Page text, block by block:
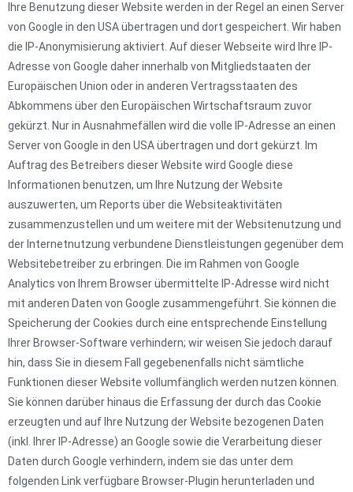
Ihre Benutzung dieser Website werden in der Regel an einen Server
von Google in den USA übertragen und dort gespeichert. Wir haben
die IP-Anonymisierung aktiviert. Auf dieser Webseite wird Ihre IP-
Adresse von Google daher innerhalb von Mitgliedstaaten der
Europäischen Union oder in anderen Vertragsstaaten des
Abkommens über den Europäischen Wirtschaftsraum zuvor
gekürzt. Nur in Ausnahmefällen wird die volle IP-Adresse an einen
Server von Google in den USA übertragen und dort gekürzt. Im
Auftrag des Betreibers dieser Website wird Google diese
Informationen benutzen, um Ihre Nutzung der Website
auszuwerten, um Reports über die Websiteaktivitäten
zusammenzustellen und um weitere mit der Websitenutzung und
der Internetnutzung verbundene Dienstleistungen gegenüber dem
Websitebetreiber zu erbringen. Die im Rahmen von Google
Analytics von Ihrem Browser übermittelte IP-Adresse wird nicht
mit anderen Daten von Google zusammengeführt. Sie können die
Speicherung der Cookies durch eine entsprechende Einstellung
Ihrer Browser-Software verhindern; wir weisen Sie jedoch darauf
hin, dass Sie in diesem Fall gegebenenfalls nicht sämtliche
Funktionen dieser Website vollumfänglich werden nutzen können.
Sie können darüber hinaus die Erfassung der durch das Cookie
erzeugten und auf Ihre Nutzung der Website bezogenen Daten
(inkl. Ihrer IP-Adresse) an Google sowie die Verarbeitung dieser
Daten durch Google verhindern, indem sie das unter dem
folgenden Link verfügbare Browser-Plugin herunterladen und